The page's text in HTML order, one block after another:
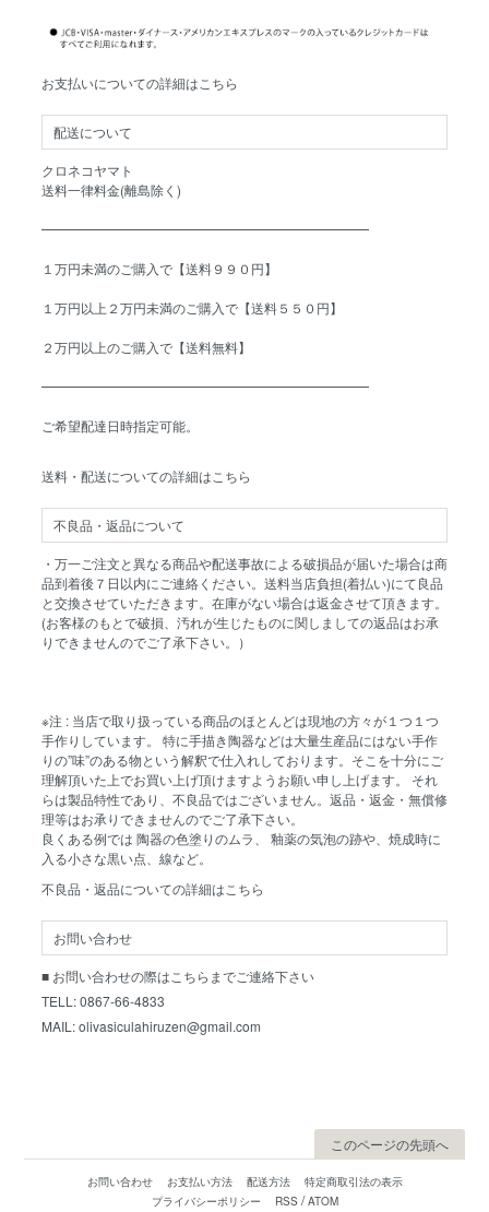
お支払いについての詳細はこちら
配送について
クロネコヤマト
送料一律料金(離島除く)
━━━━━━━━━━━━━━━━━━━━━━━━━
１万円未満のご購入で【送料９９０円】
１万円以上２万円未満のご購入で【送料５５０円】
２万円以上のご購入で【送料無料】
━━━━━━━━━━━━━━━━━━━━━━━━━
ご希望配達日時指定可能。
送料・配送についての詳細はこちら
不良品・返品について
・万一ご注文と異なる商品や配送事故による破損品が届いた場合は商
品到着後７日以内にご連絡ください。送料当店負担(着払い)にて良品
と交換させていただきます。在庫がない場合は返金させて頂きます。
(お客様のもとで破損、汚れが生じたものに関しましての返品はお承
りできませんのでご了承下さい。）
※注 : 当店で取り扱っている商品のほとんどは現地の方々が１つ１つ
手作りしています。 特に手描き陶器などは大量生産品にはない手作
りの”味”のある物という解釈で仕入れしております。そこを十分にご
理解頂いた上でお買い上げ頂けますようお願い申し上げます。 それ
らは製品特性であり、不良品ではございません。返品・返金・無償修
理等はお承りできませんのでご了承下さい。
良くある例では 陶器の色塗りのムラ、 釉薬の気泡の跡や、焼成時に
入る小さな黒い点、線など。
不良品・返品についての詳細はこちら
お問い合わせ
■ お問い合わせの際はこちらまでご連絡下さい
TELL: 0867-66-4833
MAIL: olivasiculahiruzen@gmail.com
このページの先頭へ
お問い合わせ お支払い方法 配送方法
特定商取引法の表示
プライバシーポリシー
RSS/ATOM